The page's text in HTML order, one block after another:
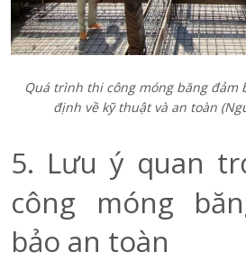
Quá trình thi công móng băng đảm
định về kỹ thuật và an toàn
5. Lưu ý quan
công móng
bảo an toàn